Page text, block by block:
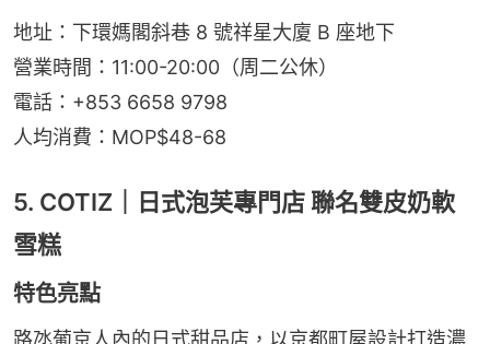
地址：下環媽閣斜巷 8 號祥星大廈 B 座地下
營業時間：11:00-20:00（周二公休）
電話：+853 6658 9798
人均消費：MOP$48-68
5. COTIZ｜日式泡芙專門店 聯名雙皮奶軟
雪糕
特色亮點
路氹葡京人內的日式甜品店，以京都町屋設計打造濃